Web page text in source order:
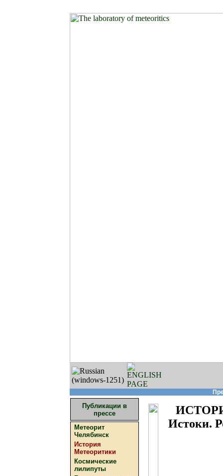
Публикации в
прессе
Метеорит
Челябинск
История
Метеоритики
Космические
лилипуты
Истоки.